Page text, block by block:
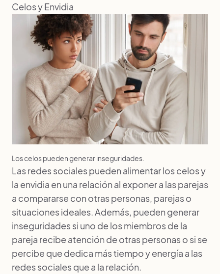
Celos y Envidia
Los celos pueden generar inseguridades.
Las redes sociales pueden alimentar los celos y
la envidia en una relación al exponer a las parejas
a compararse con otras personas, parejas o
situaciones ideales. Además, pueden generar
inseguridades si uno de los miembros de la
pareja recibe atención de otras personas o si se
percibe que dedica más tiempo y energía a las
redes sociales que a la relación.